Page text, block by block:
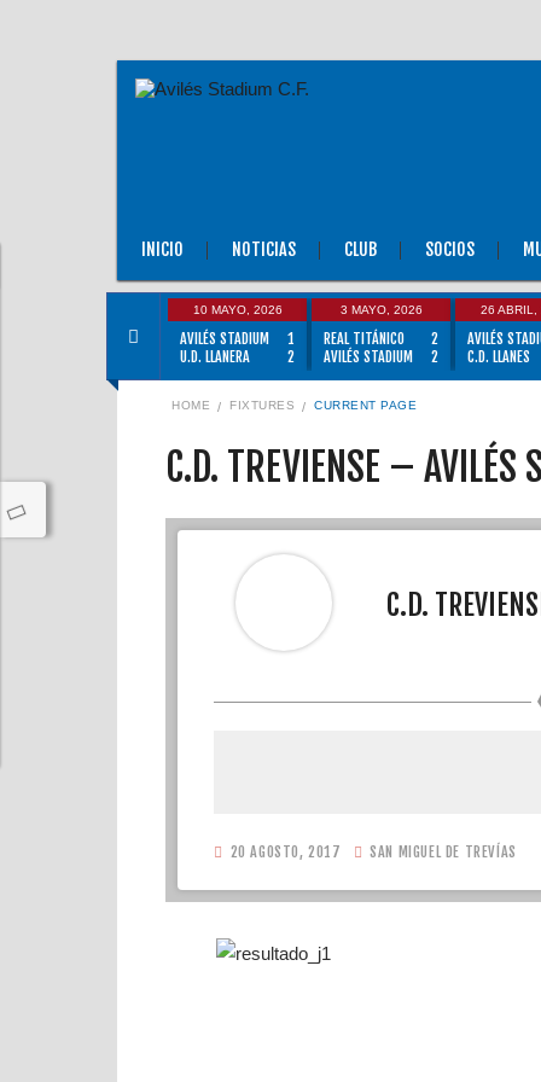
INICIO NOTICIAS CLUB SOCIOS
10 MAYO, 2026
AVILÉS STADIUM
1
U.D. LLANERA
2
3 MAYO, 2026
REAL TITÁNICO
2
AVILÉS STADIUM
2
26 ABRIL,
AVILÉS
C.D. LLANES
HOME FIXTURES CURRENT PAGE
C.D. TREVIENSE – AVILÉS
C.D.
20 AGOSTO, 2017 SAN MIGUEL DE TREVÍAS